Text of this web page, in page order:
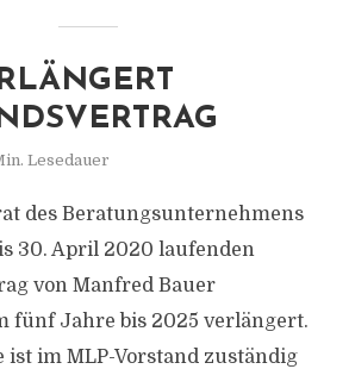
Lesedauer
des Beratungsunternehmens
30. April 2020 laufenden
von Manfred Bauer
fünf Jahre bis 2025 verlängert.
ist im MLP-Vorstand zuständig